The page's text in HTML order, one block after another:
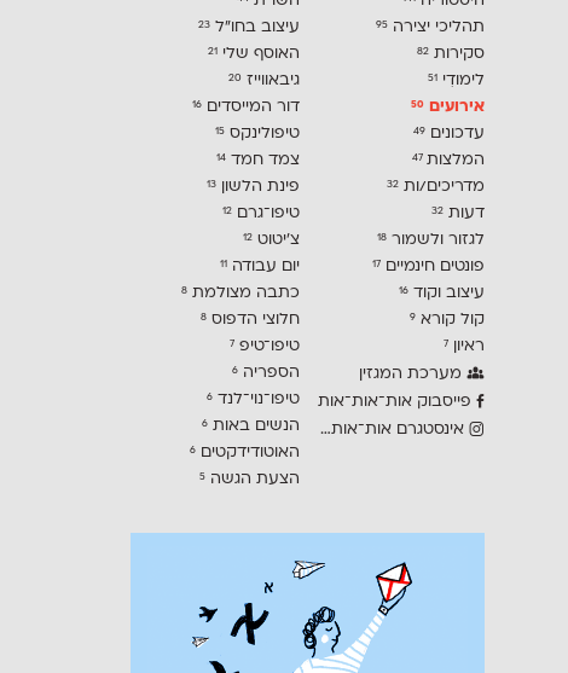
תהליכי יצירה 95
סקירות 82
לימודִי 51
אירועים 50
עדכונים 49
המלצות47
מדריכים/ות 32
דעות 32
לגזור ולשמור 18
פונטים חינמיים 17
עיצוב וקוד 16
קול קורא 9
ראיון 7
מערכת המגזין
פייסבוק אות־אות־אות
אינסטגרם אות־אות־אות
עיצוב בחו"ל 23
האוסף שלי 21
גיבאווייז 20
דור המייסדים 16
טיפולינקס 15
צמד חמד 14
פינת הלשון 13
טיפו־גרם 12
צ׳יטוט 12
יום עבודה 11
כתבה מצולמת 8
חלוצי הדפוס 8
טיפו־טיפ 7
הספריה 6
טיפו־נוי־לנד 6
הנשים באות 6
האוטודידקטים 6
הצעת הגשה 5